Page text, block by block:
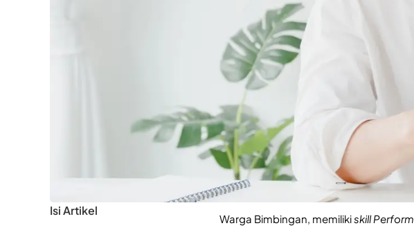
Isi Artikel
Warga Bimbingan, memilikiskill